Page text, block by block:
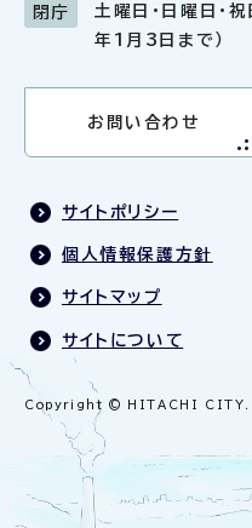
閉庁
土曜日・日曜日・
年1月3日まで）
お問い合わせ
サイトポリシー
個人情報保護方針
サイトマップ
サイトについて
Copyright © HITACHI